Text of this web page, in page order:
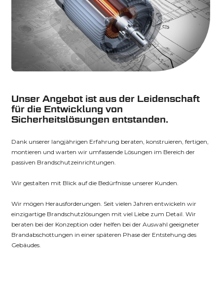
Unser Angebot ist aus der Leidenschaft
für die Entwicklung von
Sicherheitslösungen entstanden.
Dank unserer langjährigen Erfahrung beraten, konstruieren, fertigen,
montieren und warten wir umfassende Lösungen im Bereich der
passiven Brandschutzeinrichtungen.
Wir gestalten mit Blick auf die Bedürfnisse unserer Kunden.
Wir mögen Herausforderungen. Seit vielen Jahren entwickeln wir
einzigartige Brandschutzlösungen mit viel Liebe zum Detail. Wir
beraten bei der Konzeption oder helfen bei der Auswahl geeigneter
Brandabschottungen in einer späteren Phase der Entstehung des
Gebäudes.